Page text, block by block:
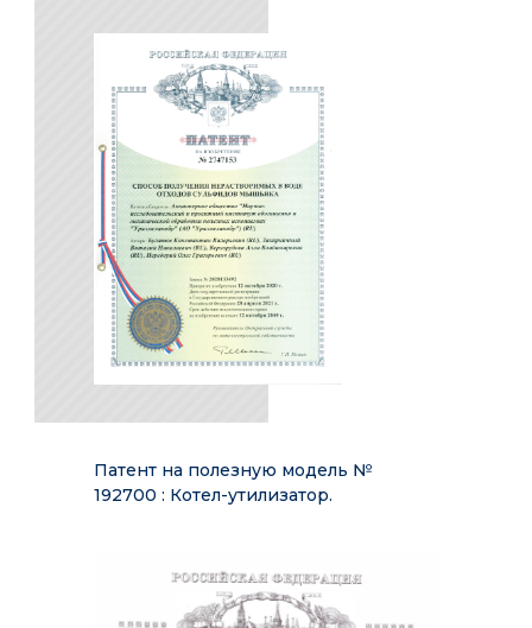
Патент на полезную модель №
192700 : Котел-утилизатор.